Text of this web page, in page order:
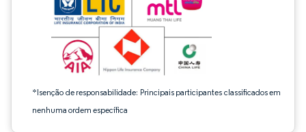
*Isenção de responsabilidade: Principais participantes classificados em
nenhuma ordem específica